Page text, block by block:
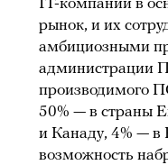
IT-компании в
рынок, и их
амбициозными
администрации
производимого
50% — в страны
и Канаду, 4% — в
возможность